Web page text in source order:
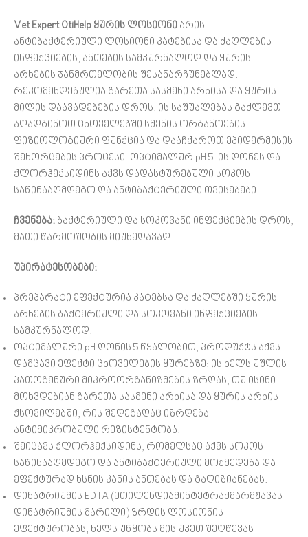
Vet Expert OtiHelp ყურის ლოსიონი არის
ანტიბაქტერიული ლოსიონი კატებისა და ძაღლების
ინფექციების, ანთების სამკურნალოდ და ყურის
არხების ჯანმრთელობის შესანარჩუნებლად.
რეკომენდებულია გარეთა სასმენი არხისა და ყურის
მილის დაავადებების დროს: ის საშუალებას გაძლევთ
აღადგინოთ ცხოველებში სმენის ორგანოების
ფიზიოლოგიური ფუნქცია და დააჩქაროთ ეპიდერმისის
შეხორცების პროცესი. ოპტიმალურ pH 5-ის დონეს და
ქლორჰექსიდინს აქვს დადასტურებული სოკოს
საწინააღმდეგო და ანტიბაქტერიული თვისებები.
ჩვენება: ბაქტერიული და სოკოვანი ინფექციების დროს,
მათი წარმოშობის მიუხედავად
უპირატესობები:
პრეპარატი ეფექტურია კატებსა და ძაღლებში ყურის
არხების ბაქტერიული და სოკოვანი ინფექციების
სამკურნალოდ.
ოპტიმალური pH დონის 5 წყალობით, პროდუქტს აქვს
დამცავი ეფექტი ცხოველების ყურებზე: ის ხელს უშლის
პათოგენური მიკროორგანიზმების ზრდას, თუ ისინი
მოხვდებიან გარეთა სასმენი არხისა და ყურის არხის
ქსოვილებში, რის შედეგადაც იზრდება
ანტიმიკრობული რეზისტენტობა.
შეიცავს ქლორჰექსიდინს, რომელსაც აქვს სოკოს
საწინააღმდეგო და ანტიბაქტერიული მოქმედება და
ეფექტურად ხსნის კანის ანთებას და გაღიზიანებას.
დინატრიუმის EDTA (ეთილენდიამინტეტრაძმარმჟავას
დინატრიუმის მარილი) ზრდის ლოსიონის
ეფექტურობას, ხელს უწყობს მის უკეთ შეღწევას